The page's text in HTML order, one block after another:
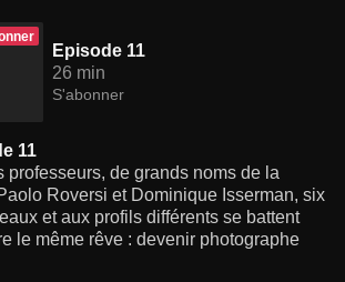
Episode 11
26 min
S'abonner
11
professeurs, de grands noms de la
Roversi et Dominique Isserman, six
et aux profils différents se battent
le même rêve : devenir photographe